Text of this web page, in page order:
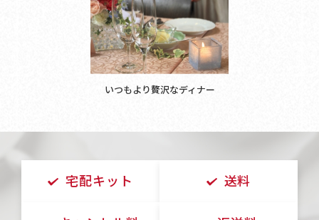
いつもより贅沢なディナー
宅配キット 送料